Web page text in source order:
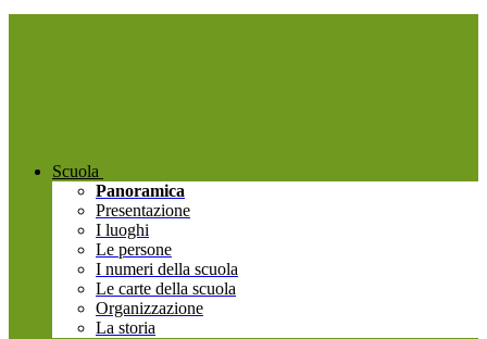
Scuola
Panoramica
Presentazione
I luoghi
Le persone
I numeri della scuola
Le carte della scuola
Organizzazione
La storia